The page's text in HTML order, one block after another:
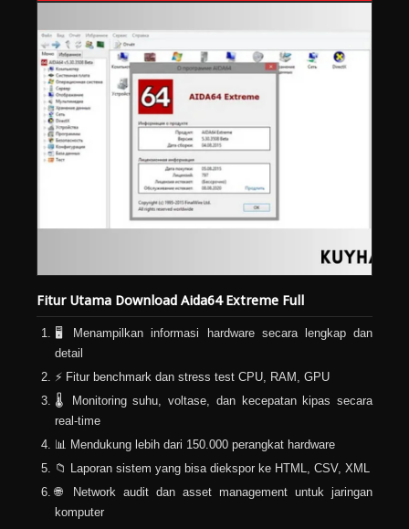
Fitur Utama Download Aida64 Extreme Full
🖥️ Menampilkan informasi hardware secara lengkap dan
detail
⚡ Fitur benchmark dan stress test CPU, RAM, GPU
🌡️ Monitoring suhu, voltase, dan kecepatan kipas secara
real-time
📊 Mendukung lebih dari 150.000 perangkat hardware
📁 Laporan sistem yang bisa diekspor ke HTML, CSV, XML
🌐 Network audit dan asset management untuk jaringan
komputer